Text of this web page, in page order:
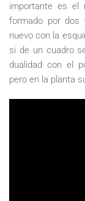
importante es el
formado por dos
nuevo con la
si de un cuadro
dualidad con el
pero en la planta